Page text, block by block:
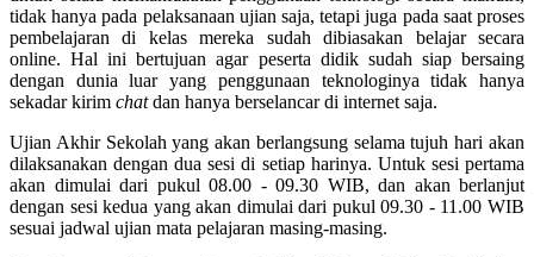
tidak hanya pada pelaksanaan ujian saja, tetapi juga pada saat proses
pembelajaran di kelas mereka sudah dibiasakan belajar secara
online. Hal ini bertujuan agar peserta didik sudah siap bersaing
dengan dunia luar yang penggunaan teknologinya tidak hanya
sekadar kirim chatdan hanya berselancar di internet saja.
Ujian Akhir Sekolah yang akan berlangsung selama tujuh hari akan
dilaksanakan dengan dua sesi di setiap harinya. Untuk sesi pertama
akan dimulai dari pukul 08.00 - 09.30 WIB, dan akan berlanjut
dengan sesi kedua yang akan dimulai dari pukul 09.30 - 11.00 WIB
sesuai jadwal ujian mata pelajaran masing-masing.